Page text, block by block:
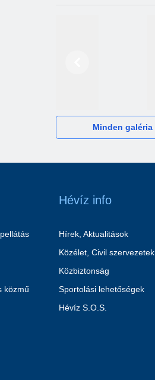
Minden galéria
közmű
Hévíz info
Hírek, Aktualitások
Közélet, Civil szervezetek
Közbiztonság
Sportolási lehetőségek
Hévíz S.O.S.